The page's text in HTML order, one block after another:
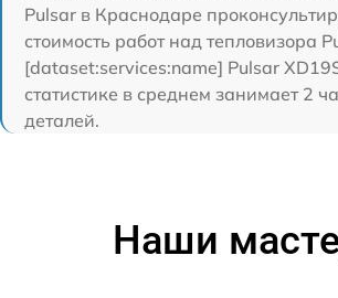
Pulsar в Краснодаре
стоимость работ над тепловизора
[dataset:services:name] Pulsar
статистике в среднем занимает 2
деталей.
Наши